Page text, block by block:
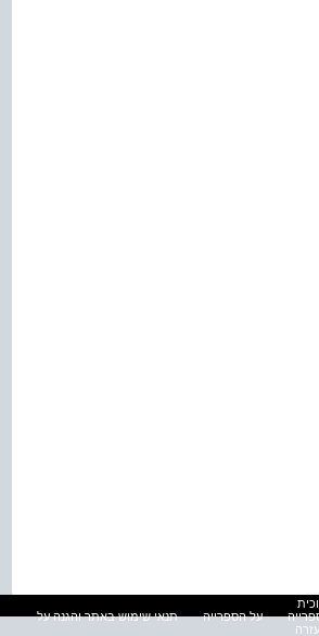
על הספרייה
תנאי שימוש באתר והגנה על
עזרה